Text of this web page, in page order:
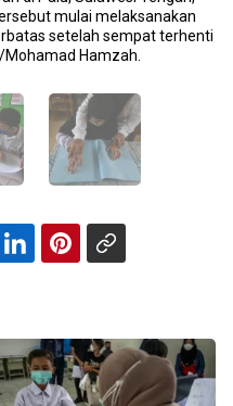
mulai melaksanakan
setelah sempat terhenti
Mohamad Hamzah.